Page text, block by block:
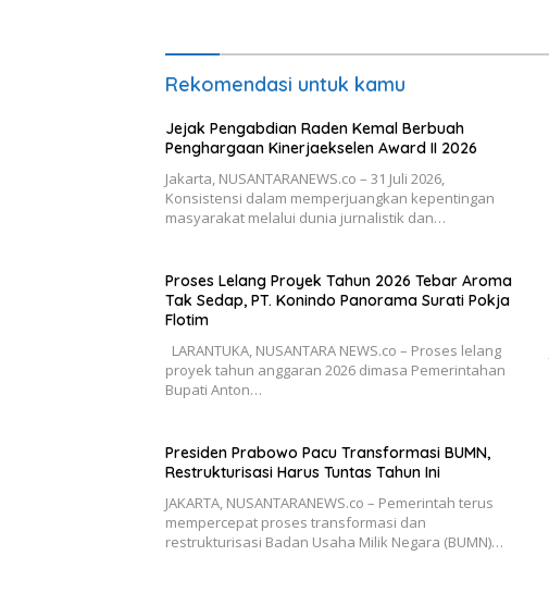
Rekomendasi untuk kamu
Jejak Pengabdian Raden Kemal Berbuah
Penghargaan Kinerjaekselen Award II 2026
Jakarta, NUSANTARANEWS.co – 31 Juli 2026,
Konsistensi dalam memperjuangkan kepentingan
masyarakat melalui dunia jurnalistik dan…
Proses Lelang Proyek Tahun 2026 Tebar Aroma
Tak Sedap, PT. Konindo Panorama Surati Pokja
Flotim
LARANTUKA, NUSANTARA NEWS.co – Proses lelang
proyek tahun anggaran 2026 dimasa Pemerintahan
Bupati Anton…
Presiden Prabowo Pacu Transformasi BUMN,
Restrukturisasi Harus Tuntas Tahun Ini
JAKARTA, NUSANTARANEWS.co – Pemerintah terus
mempercepat proses transformasi dan
restrukturisasi Badan Usaha Milik Negara (BUMN)…